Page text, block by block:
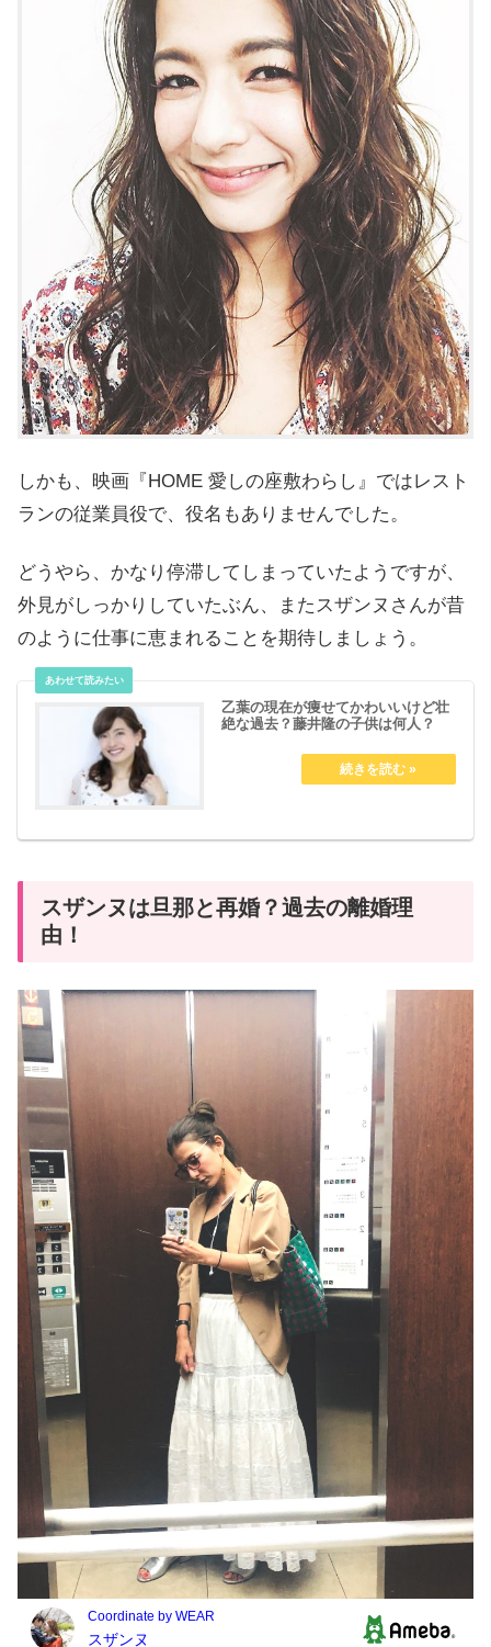
しかも、映画『HOME 愛しの座敷わらし』ではレスト
ランの従業員役で、役名もありませんでした。
どうやら、かなり停滞してしまっていたようですが、
外見がしっかりしていたぶん、
またスザンヌさんが昔
のように仕事に恵まれることを期待しましょう。
乙葉の現在が痩せてかわいいけど壮
絶な過去？藤井隆の子供は何人？
スザンヌは旦那と再婚？過去の離婚理
由！